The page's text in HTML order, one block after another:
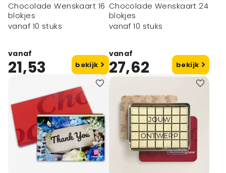
Chocolade Wenskaart 16
blokjes
vanaf 10 stuks
vanaf
21,53 bekijk
Chocolade Wenskaart 24
blokjes
vanaf 10 stuks
vanaf
27,62 bekijk